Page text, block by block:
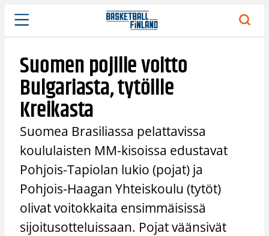
Siirry
sisältöön
Suomen pojille voitto
Bulgariasta, tytöille
Kreikasta
Suomea Brasiliassa pelattavissa
koululaisten MM-kisoissa edustavat
Pohjois-Tapiolan lukio (pojat) ja
Pohjois-Haagan Yhteiskoulu (tytöt)
olivat voitokkaita ensimmäisissä
sijoitusotteluissaan. Pojat väänsivät